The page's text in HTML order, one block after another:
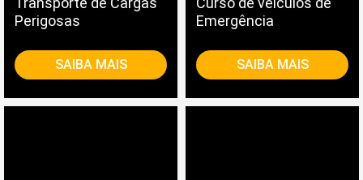
Perigosas
SAIBA MAIS
Emergência
SAIBA MAIS